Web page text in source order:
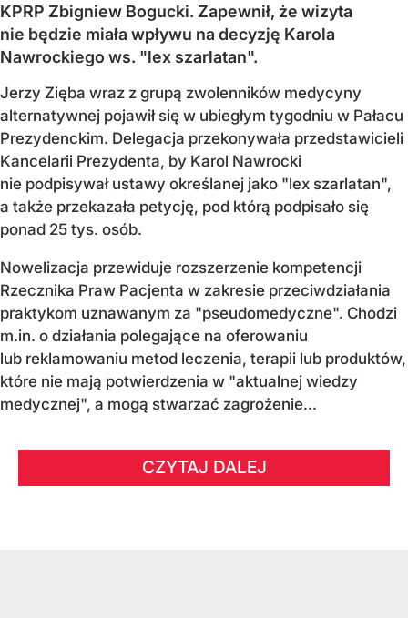
KPRP Zbigniew Bogucki. Zapewnił, że wizyta
nie będzie miała wpływu na decyzję Karola
Nawrockiego ws. "lex szarlatan".
Jerzy Zięba wraz z grupą zwolenników medycyny
alternatywnej pojawił się w ubiegłym tygodniu w Pałacu
Prezydenckim. Delegacja przekonywała przedstawicieli
Kancelarii Prezydenta, by Karol Nawrocki
nie podpisywał ustawy określanej jako "lex szarlatan",
a także przekazała petycję, pod którą podpisało się
ponad 25 tys. osób.
Nowelizacja przewiduje rozszerzenie kompetencji
Rzecznika Praw Pacjenta w zakresie przeciwdziałania
praktykom uznawanym za "pseudomedyczne". Chodzi
m.in. o działania polegające na oferowaniu
lub reklamowaniu metod leczenia, terapii lub produktów,
które nie mają potwierdzenia w "aktualnej wiedzy
medycznej", a mogą stwarzać zagrożenie...
CZYTAJ DALEJ